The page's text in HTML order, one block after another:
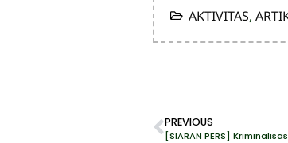
AKTIVITAS,
PREVIOUS